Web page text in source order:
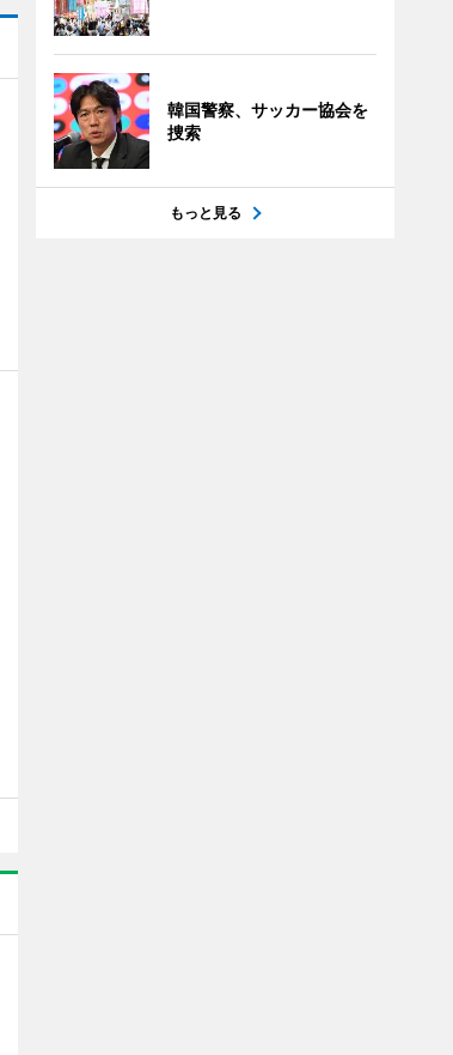
韓国警察、サッカー協会を
捜索
もっと見る